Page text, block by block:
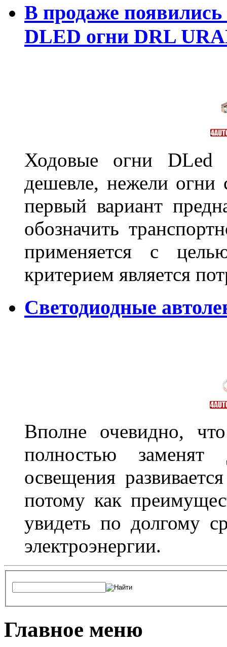
В продаже
DLED огни DRL
Ходовые огни DLed
дешевле, нежели огни
первый вариант
обозначить
применяется с
критерием является
Светодиодные
Вполне очевидно,
полностью
освещения
потому как
увидеть по долгому
электроэнергии.
Главное меню